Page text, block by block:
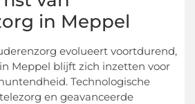
in Meppel
evolueert voortdurend,
Meppel blijft zich inzetten voor
Technologische
en geavanceerde